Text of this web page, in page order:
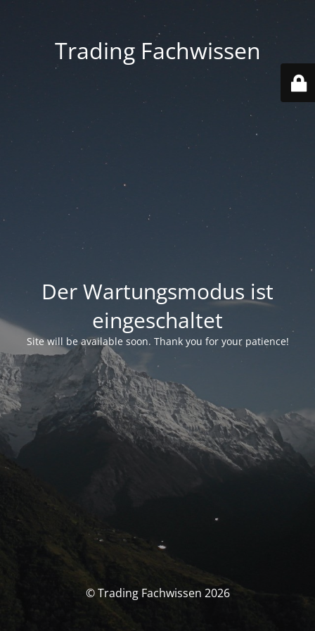
Trading Fachwissen
Der Wartungsmodus ist
eingeschaltet
Site will be available soon. Thank you for your patience!
© Trading Fachwissen 2026